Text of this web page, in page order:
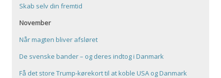
Skab selv din fremtid
November
Når magten bliver afsløret
De svenske bander – og deres indtog i Danmark
Få det store Trump-kørekort til at koble USA og Danmark